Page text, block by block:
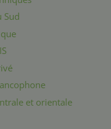
Sud
et orientale